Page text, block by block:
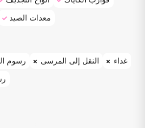
معدات الصيد
رسوم النقل إلى المرسى
غداء